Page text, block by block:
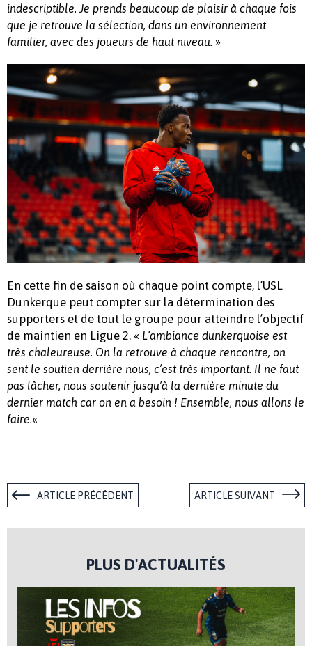
indescriptible. Je prends beaucoup de plaisir à chaque fois
que je retrouve la sélection, dans un environnement
familier, avec des joueurs de haut niveau. »
En cette fin de saison où chaque point compte, l’USL
Dunkerque peut compter sur la détermination des
supporters et de tout le groupe pour atteindre l’objectif
de maintien en Ligue 2. « L’ambiance dunkerquoise est
très chaleureuse. On la retrouve à chaque rencontre, on
sent le soutien derrière nous, c’est très important. Il ne faut
pas lâcher, nous soutenir jusqu’à la dernière minute du
dernier match car on en a besoin ! Ensemble, nous allons le
faire.«
ARTICLE PRÉCÉDENT ARTICLE SUIVANT
PLUS D'ACTUALITÉS